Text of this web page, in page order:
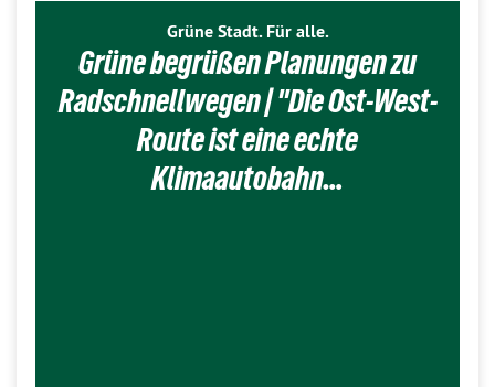
Grüne Stadt. Für alle.
Grüne begrüßen Planungen zu
Radschnellwegen | "Die Ost-West-
Route ist eine echte
Klimaautobahn…